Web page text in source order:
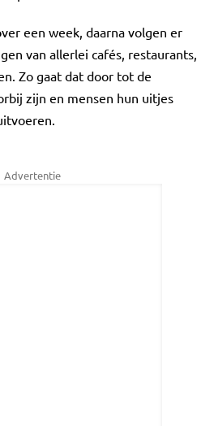
een week, daarna volgen er
van allerlei cafés, restaurants,
Zo gaat dat door tot de
zijn en mensen hun uitjes
Advertentie